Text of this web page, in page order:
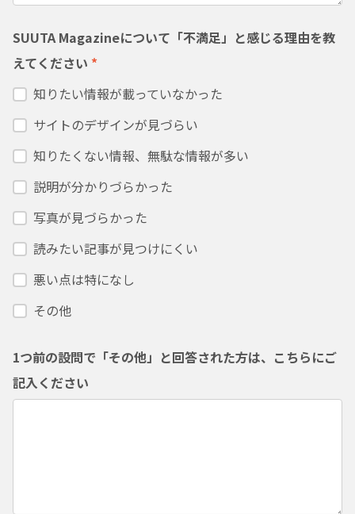
SUUTA Magazineについて「不満足」と感じる理由を教
えてください *
知りたい情報が載っていなかった
サイトのデザインが見づらい
知りたくない情報、無駄な情報が多い
説明が分かりづらかった
写真が見づらかった
読みたい記事が見つけにくい
悪い点は特になし
その他
1つ前の設問で「その他」と回答された方は、こちらにご
記入ください